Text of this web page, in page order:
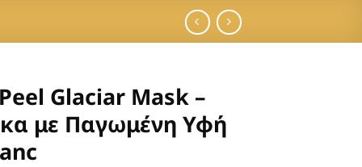
Glaciar Mask –
με Παγωμένη Υφή